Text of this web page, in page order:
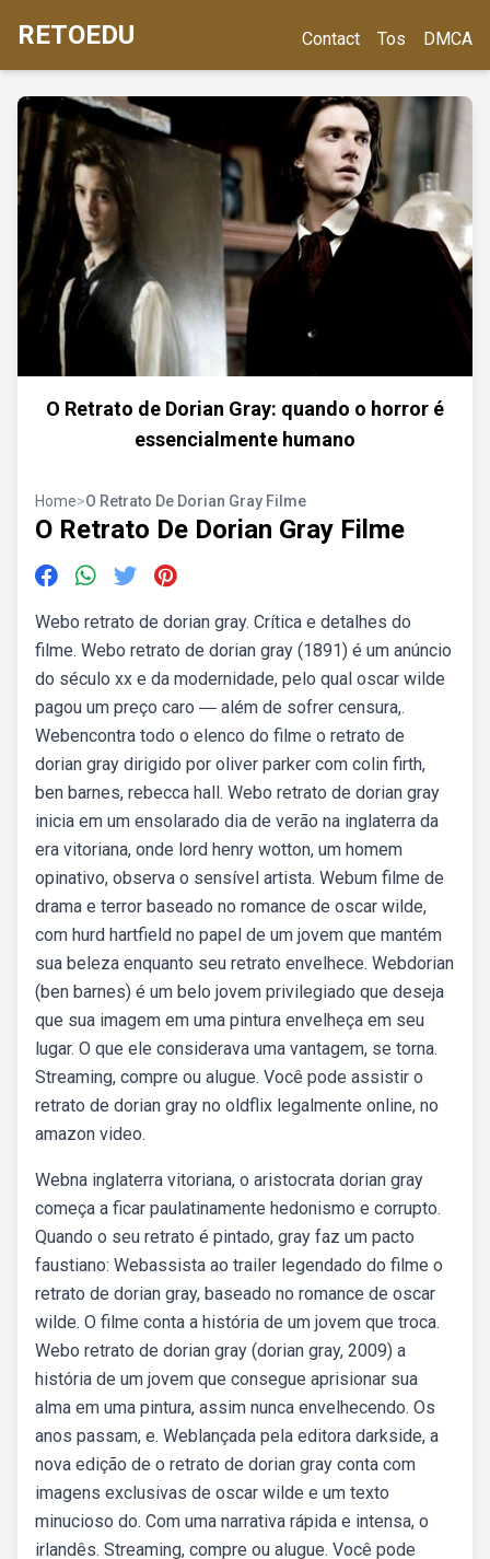
RETOEDU Contact Tos DMCA
O Retrato de Dorian Gray: quando o horror é
essencialmente humano
Home>O Retrato De Dorian Gray Filme
O Retrato De Dorian Gray Filme
Webo retrato de dorian gray. Crítica e detalhes do
filme. Webo retrato de dorian gray (1891) é um anúncio
do século xx e da modernidade, pelo qual oscar wilde
pagou um preço caro ― além de sofrer censura,.
Webencontra todo o elenco do filme o retrato de
dorian gray dirigido por oliver parker com colin firth,
ben barnes, rebecca hall. Webo retrato de dorian gray
inicia em um ensolarado dia de verão na inglaterra da
era vitoriana, onde lord henry wotton, um homem
opinativo, observa o sensível artista. Webum filme de
drama e terror baseado no romance de oscar wilde,
com hurd hartfield no papel de um jovem que mantém
sua beleza enquanto seu retrato envelhece. Webdorian
(ben barnes) é um belo jovem privilegiado que deseja
que sua imagem em uma pintura envelheça em seu
lugar. O que ele considerava uma vantagem, se torna.
Streaming, compre ou alugue. Você pode assistir o
retrato de dorian gray no oldflix legalmente online, no
amazon video.
Webna inglaterra vitoriana, o aristocrata dorian gray
começa a ficar paulatinamente hedonismo e corrupto.
Quando o seu retrato é pintado, gray faz um pacto
faustiano: Webassista ao trailer legendado do filme o
retrato de dorian gray, baseado no romance de oscar
wilde. O filme conta a história de um jovem que troca.
Webo retrato de dorian gray (dorian gray, 2009) a
história de um jovem que consegue aprisionar sua
alma em uma pintura, assim nunca envelhecendo. Os
anos passam, e. Weblançada pela editora darkside, a
nova edição de o retrato de dorian gray conta com
imagens exclusivas de oscar wilde e um texto
minucioso do. Com uma narrativa rápida e intensa, o
irlandês. Streaming, compre ou alugue. Você pode